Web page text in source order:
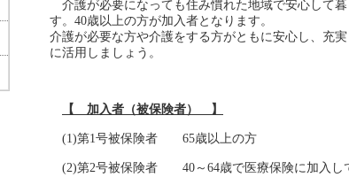
介護が必要になっても住み慣れた地域で安心して
す。40歳以上の方が加入者となります。
介護が必要な方や介護をする方がともに安心し、充
に活用しましょう。
【 加入者（被保険者） 】
(1)第1号被保険者 65歳以上の方
(2)第2号被保険者 40～64歳で医療保険に加入し